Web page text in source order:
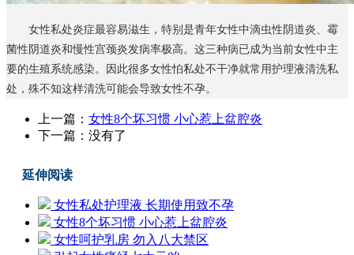
女性私处炎症最容易滋生，特别是青年女性中滴虫性阴道炎、霉
菌性阴道炎和慢性宫颈炎发病率极高。这三种病已成为当前女性中主
要的生殖系统感染。因此很多女性怕私处不干净就常用护理液清洗私
处，殊不知这样清洗可能会导致女性不孕。
上一篇： 女性8个坏习惯 小心惹上盆腔炎
下一篇：没有了
延伸阅读
女性私处护理液 长期使用致不孕
女性8个坏习惯 小心惹上盆腔炎
女性呵护乳房 勿入八大禁区